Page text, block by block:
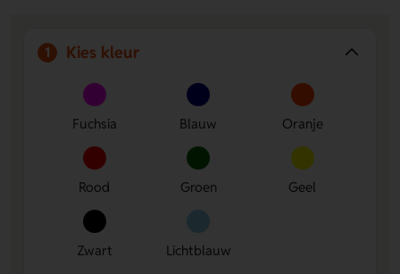
Ruimte voor bedrukking
ontwerp drukken op de clip of naast de clip.
Handige schrijfervaring
- De pen schrijft blauw en ligt
prettig in gebruik voor dagelijks schrijven.
1 Kies kleur
Fuchsia Blauw Oranje
Rood Groen Geel
Zwart Lichtblauw